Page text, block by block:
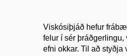
Viskósiþjáð hefur
felur í sér
efni okkar. Til að